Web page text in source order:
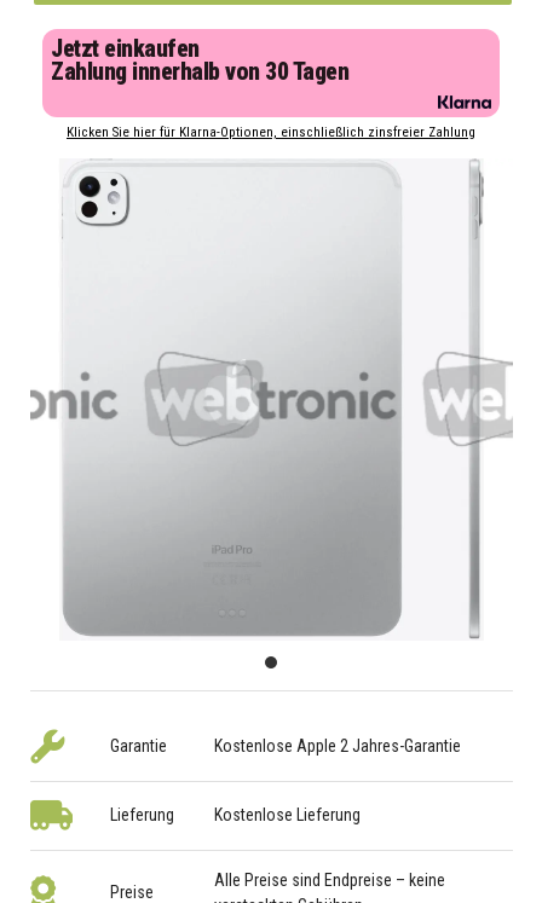
Jetzt einkaufen
Zahlung innerhalb von 30 Tagen
Klicken Sie hier für Klarna-Optionen, einschließlich zinsfreier Zahlung
Garantie Kostenlose Apple 2 Jahres-Garantie
Lieferung Kostenlose Lieferung
Preise
Alle Preise sind Endpreise – keine